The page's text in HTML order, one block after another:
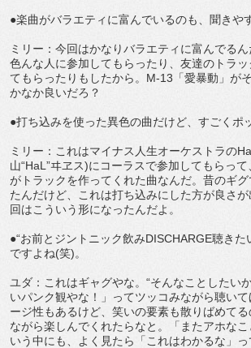
●楽曲がバラエティに富んでいるのも、聞きや
ミリー：今回はかなりバラエティに富んでる
色んな人に参加してもらったり、友達のトラ
てもらったりもしたから。M-13「愛暴動」が
かなか良いだろ？
●打ち込みを使った異色の曲だけど、すごくポ
ミリー：これはマイナス人生オーケストラの
山“HaL”ヰヱス)にコーラスで参加してもらっ
がトラックを作ってくれた曲なんだ。昔のギ
たんだけど、これは打ち込みにした方が良さ
回はこういう形になったんだよ。
●“お前とジントニック飲みDISCHARGE聴きた
ですよね(笑)。
ユダ：これはギャグやな。“そんなことしたい
いパンク観やな！」ってツッコみながら聴い
ージ性もあるけど、笑いの要素も散りばめて
ながら楽しんでくれたらなと。「またアホな
いう中にも、よく見たら「これはわかるな」